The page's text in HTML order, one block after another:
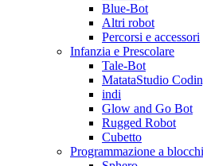
Blue-Bot
Altri robot
Percorsi e accessori
Infanzia e Prescolare
Tale-Bot
MatataStudio
indi
Glow and Go Bot
Rugged Robot
Cubetto
Programmazione a